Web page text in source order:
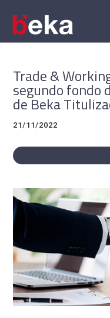
Trade &
segundo fondo
de Beka
21/11/2022